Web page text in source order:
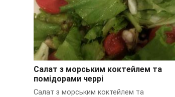
З кальмарами
Салат з морським коктейлем та
помідорами черрі
Салат з морським коктейлем та